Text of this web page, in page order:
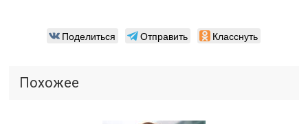
Поделиться Отправить Класснуть
Похожее